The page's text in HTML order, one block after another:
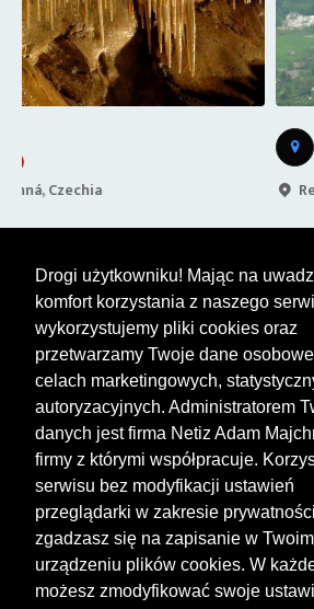
Drogi użytkowniku! Mając na
komfort korzystania z naszego
wykorzystujemy pliki cookies oraz
przetwarzamy Twoje dane
celach marketingowych,
autoryzacyjnych. Administratorem
danych jest firma Netiz Adam
firmy z którymi współpracuje.
serwisu bez modyfikacji ustawień
przeglądarki w zakresie prywatności
zgadzasz się na zapisanie w Twoim
urządzeniu plików cookies. W
możesz zmodyfikować swoje
Rejvízská 115, 790 01 Jeseník, Czechia
Warto zobaczyć Serwisy
Bary Zakwaterowanie Tory Zloty
Targi Giełdy Szkolenia
FOLLOW US